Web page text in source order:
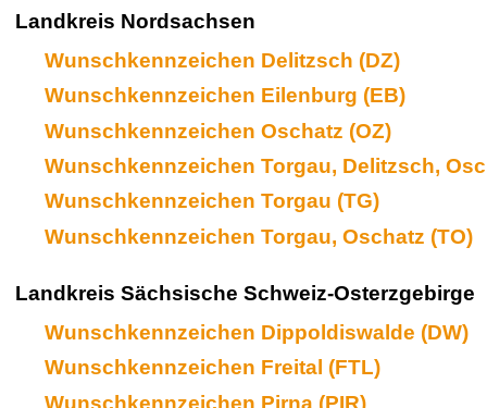
Landkreis Nordsachsen
Wunschkennzeichen Delitzsch (DZ)
Wunschkennzeichen Eilenburg (EB)
Wunschkennzeichen Oschatz (OZ)
Wunschkennzeichen Torgau, Delitzsch,
Wunschkennzeichen Torgau (TG)
Wunschkennzeichen Torgau, Oschatz (TO)
Landkreis Sächsische Schweiz-Osterzgebirge
Wunschkennzeichen Dippoldiswalde (DW)
Wunschkennzeichen Freital (FTL)
Wunschkennzeichen Pirna (PIR)